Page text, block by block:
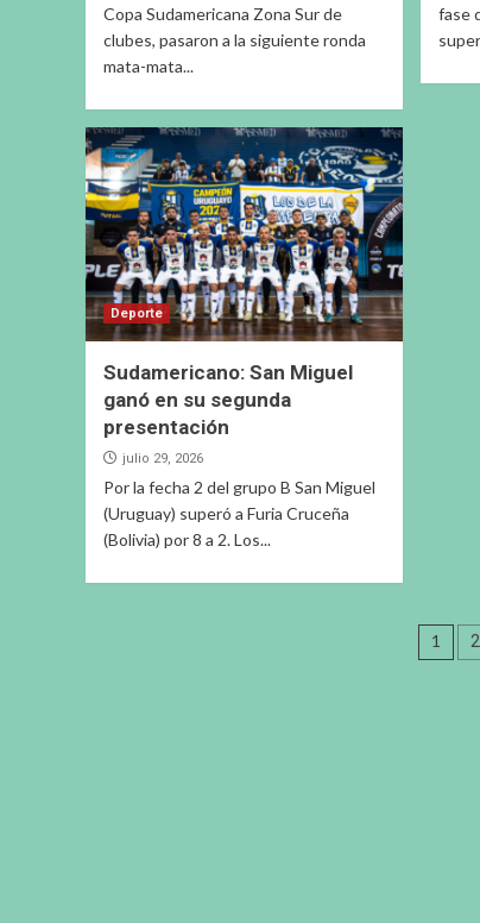
Copa Sudamericana Zona Sur de
clubes, pasaron a la siguiente ronda
mata-mata...
fase
Deporte
Sudamericano: San Miguel
ganó en su segunda
presentación
julio 29, 2026
Por la fecha 2 del grupo B San Miguel
(Uruguay) superó a Furia Cruceña
(Bolivia) por 8 a 2. Los...
1 2